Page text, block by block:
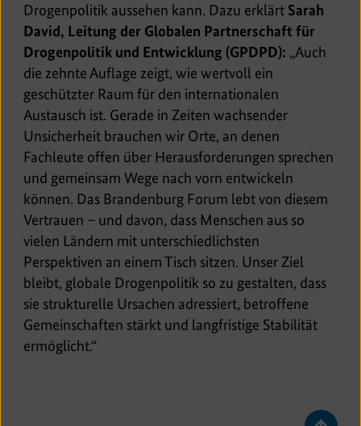
Drogenpolitik aussehen kann. Dazu erklärt Sarah
David, Leitung der Globalen Partnerschaft für
Drogenpolitik und Entwicklung (GPDPD): „Auch
die zehnte Auflage zeigt, wie wertvoll ein
geschützter Raum für den internationalen
Austausch ist. Gerade in Zeiten wachsender
Unsicherheit brauchen wir Orte, an denen
Fachleute offen über Herausforderungen sprechen
und gemeinsam Wege nach vorn entwickeln
können. Das Brandenburg Forum lebt von diesem
Vertrauen – und davon, dass Menschen aus so
vielen Ländern mit unterschiedlichsten
Perspektiven an einem Tisch sitzen. Unser Ziel
bleibt, globale Drogenpolitik so zu gestalten, dass
sie strukturelle Ursachen adressiert, betroffene
Gemeinschaften stärkt und langfristige Stabilität
ermöglicht.“